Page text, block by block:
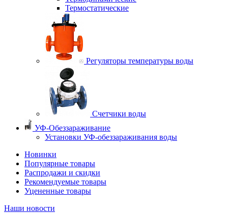
Термостатические
Регуляторы температуры воды
Счетчики воды
УФ-Обеззараживание
Установки УФ-обеззараживания воды
Новинки
Популярные товары
Распродажи и скидки
Рекомендуемые товары
Уцененные товары
Наши новости